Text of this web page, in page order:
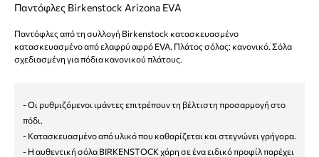
Παντόφλες Birkenstock Arizona EVA
Παντόφλες από τη συλλογή Birkenstock κατασκευασμένο
κατασκευασμένο από ελαφρύ αφρό EVA. Πλάτος σόλας: κανονικό. Σόλα
σχεδιασμένη για πόδια κανονικού πλάτους.
- Οι ρυθμιζόμενοι ιμάντες επιτρέπουν τη βέλτιστη προσαρμογή στο
πόδι.
- Κατασκευασμένο από υλικό που καθαρίζεται και στεγνώνει γρήγορα.
- Η αυθεντική σόλα BIRKENSTOCK χάρη σε ένα ειδικό προφίλ παρέχει